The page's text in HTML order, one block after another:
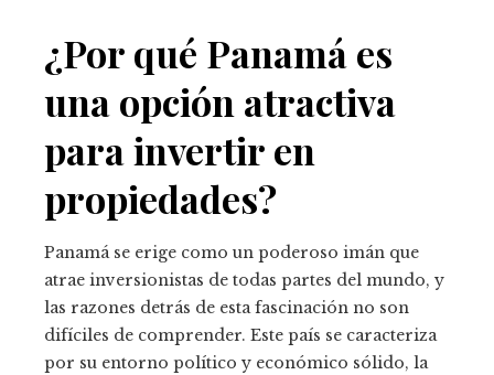
¿Por qué Panamá es
una opción atractiva
para invertir en
propiedades?
Panamá se erige como un poderoso imán que
atrae inversionistas de todas partes del mundo, y
las razones detrás de esta fascinación no son
difíciles de comprender. Este país se caracteriza
por su entorno político y económico sólido, la